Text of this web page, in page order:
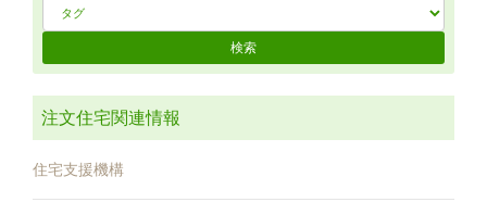
注文住宅関連情報
住宅支援機構